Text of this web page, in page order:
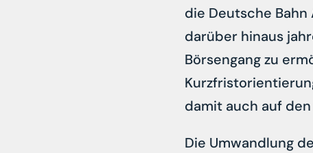
die Deutsche
darüber hinaus
Börsengang zu
damit auch auf
Die Umwandlung